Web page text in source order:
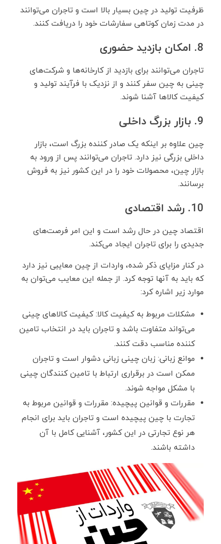
ظرفیت تولید در چین بسیار بالا است و تاجران می‌توانند
در مدت زمان کوتاهی سفارشات خود را دریافت کنند.
8. امکان بازدید حضوری
تاجران می‌توانند برای بازدید از کارخانه‌ها و شرکت‌های
چینی به چین سفر کنند و از نزدیک با فرآیند تولید و
کیفیت کالاها آشنا شوند.
9. بازار بزرگ داخلی
چین علاوه بر اینکه یک صادر کننده بزرگ است، بازار
داخلی بزرگی نیز دارد. تاجران می‌توانند پس از ورود به
بازار چین، محصولات خود را در این کشور نیز به فروش
برسانند.
10. رشد اقتصادی
اقتصاد چین در حال رشد است و این امر فرصت‌های
جدیدی را برای تاجران ایجاد می‌کند.
در کنار مزایای ذکر شده، واردات از چین معایبی نیز دارد
که باید به آنها توجه کرد. از جمله این معایب می‌توان به
موارد زیر اشاره کرد:
مشکلات مربوط به کیفیت کالا: کیفیت کالاهای چینی
می‌تواند متفاوت باشد و تاجران باید در انتخاب تامین
کننده مناسب دقت کنند.
موانع زبانی: زبان چینی زبانی دشوار است و تاجران
ممکن است در برقراری ارتباط با تامین کنندگان چینی
با مشکل مواجه شوند.
مقررات و قوانین پیچیده: مقررات و قوانین مربوط به
تجارت با چین پیچیده است و تاجران باید برای انجام
هر نوع تجارتی در این کشور، آشنایی کامل با آن
داشته باشند.